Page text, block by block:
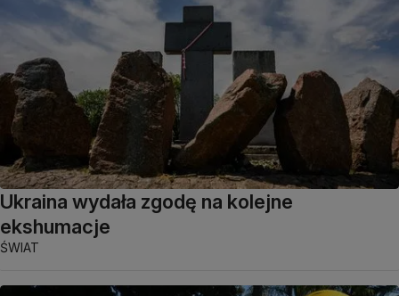
Ukraina wydała zgodę na kolejne
ekshumacje
ŚWIAT